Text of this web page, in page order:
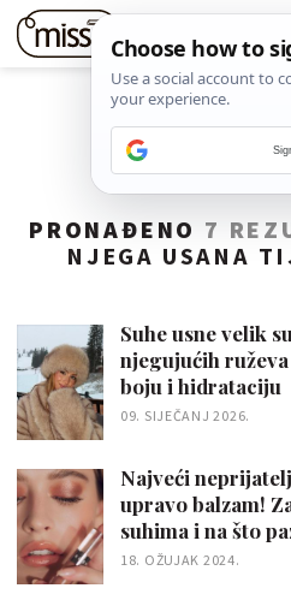
PRONAĐENO 7
NJEGA USANA
Suhe usne velik
njegujućih
boju i hidrataciju
09. SIJEČANJ 2026.
Najveći
upravo balzam!
suhima i na što
18. OŽUJAK 2024.